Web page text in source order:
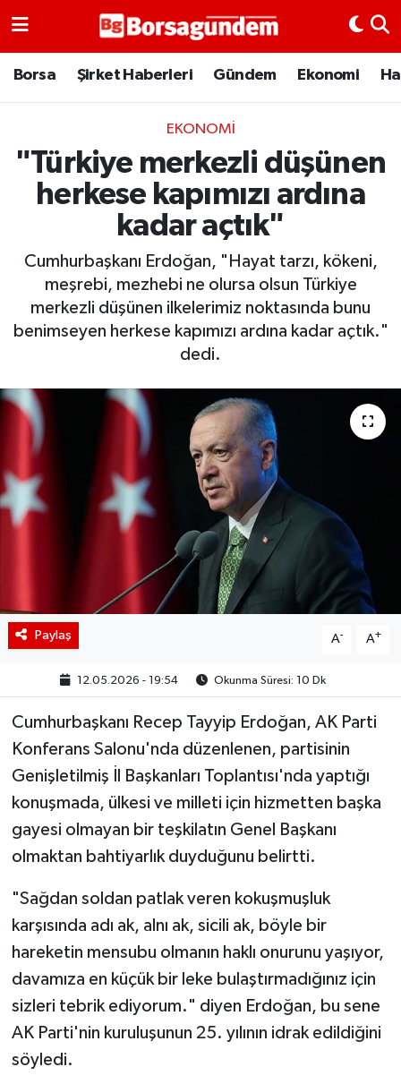
Borsa Şirket Haberleri Gündem Ekonomi
EKONOMI
"Türkiye merkezli düşünen
herkese kapımızı ardına
kadar açtık"
Cumhurbaşkanı Erdoğan, "Hayat tarzı, kökeni,
meşrebi, mezhebi ne olursa olsun Türkiye
merkezli düşünen ilkelerimiz noktasında bunu
benimseyen herkese kapımızı ardına kadar açtık."
dedi.
Paylaş A- A+
12.05.2026 - 19:54 Okunma Süresi: 10 Dk
Cumhurbaşkanı Recep Tayyip Erdoğan, AK Parti
Konferans Salonu'nda düzenlenen, partisinin
Genişletilmiş İl Başkanları Toplantısı'nda yaptığı
konuşmada, ülkesi ve milleti için hizmetten başka
gayesi olmayan bir teşkilatın Genel Başkanı
olmaktan bahtiyarlık duyduğunu belirtti.
"Sağdan soldan patlak veren kokuşmuşluk
karşısında adı ak, alnı ak, sicili ak, böyle bir
hareketin mensubu olmanın haklı onurunu yaşıyor,
davamıza en küçük bir leke bulaştırmadığınız için
sizleri tebrik ediyorum." diyen Erdoğan, bu sene
AK Parti'nin kuruluşunun 25. yılının idrak edildiğini
söyledi.
Borsa
Emtia
Galeri
Şirket Haberleri
Borsa Gundem
BIST 100 Isı Haritası
Coin Isı Haritası
Ekonomik Takvim
Kiripto Para Piyasası
Gizlilik Sözleşmesi